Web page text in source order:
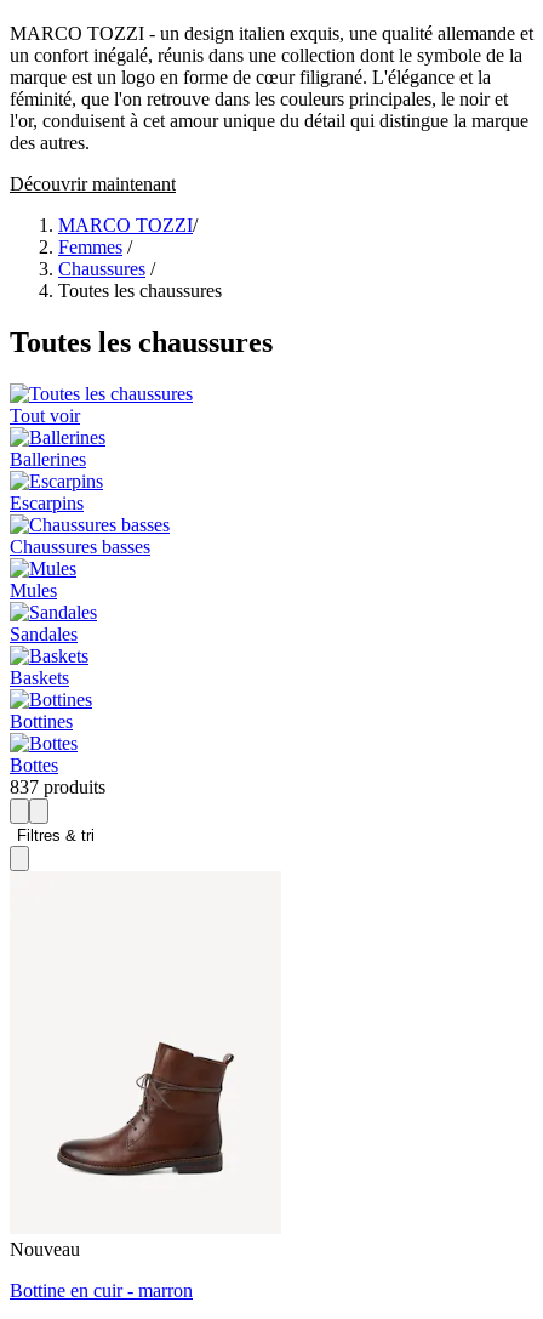
MARCO TOZZI - un design italien exquis, une qualité allemande et
un confort inégalé, réunis dans une collection dont le symbole de la
marque est un logo en forme de cœur filigrané. L'élégance et la
féminité, que l'on retrouve dans les couleurs principales, le noir et
l'or, conduisent à cet amour unique du détail qui distingue la marque
des autres.
Découvrir maintenant
MARCO TOZZI/
Femmes /
Chaussures /
Toutes les chaussures
Toutes les chaussures
Tout voir
Ballerines
Escarpins
Chaussures basses
Mules
Sandales
Baskets
Bottines
Bottes
837 produits
Nouveau
Bottine en cuir - marron